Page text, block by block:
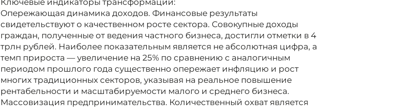
Ключевые индикаторы трансформации:
Опережающая динамика доходов. Финансовые результаты
свидетельствуют о качественном росте сектора. Совокупные доходы
граждан, полученные от ведения частного бизнеса, достигли отметки в 4
трлн рублей. Наиболее показательным является не абсолютная цифра, а
темп прироста — увеличение на 25% по сравнению с аналогичным
периодом прошлого года существенно опережает инфляцию и рост
многих традиционных секторов, указывая на реальное повышение
рентабельности и масштабируемости малого и среднего бизнеса.
Массовизация предпринимательства. Количественный охват является